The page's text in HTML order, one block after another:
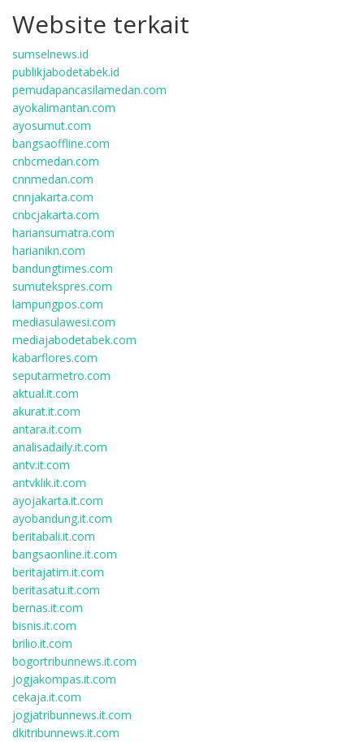
Website terkait
sumselnews.id
publikjabodetabek.id
pemudapancasilamedan.com
ayokalimantan.com
ayosumut.com
bangsaoffline.com
cnbcmedan.com
cnnmedan.com
cnnjakarta.com
cnbcjakarta.com
hariansumatra.com
harianikn.com
bandungtimes.com
sumutekspres.com
lampungpos.com
mediasulawesi.com
mediajabodetabek.com
kabarflores.com
seputarmetro.com
aktual.it.com
akurat.it.com
antara.it.com
analisadaily.it.com
antv.it.com
antvklik.it.com
ayojakarta.it.com
ayobandung.it.com
beritabali.it.com
bangsaonline.it.com
beritajatim.it.com
beritasatu.it.com
bernas.it.com
bisnis.it.com
brilio.it.com
bogortribunnews.it.com
jogjakompas.it.com
cekaja.it.com
jogjatribunnews.it.com
dkitribunnews.it.com